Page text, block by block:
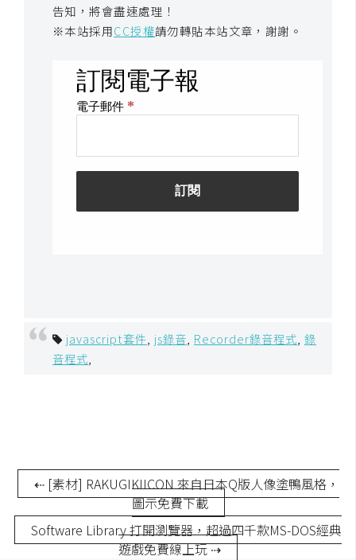
告知，將會盡速處理！
※本站採用CC授權請勿轉貼本站文章，謝謝。
javascript套件 js錄音 Recorder錄音程式 錄
音程式
⇠ [素材] RAKUGIKIICON 來自日本Q版人像塗鴨風格，
圖示免費下載
Software Library 打開瀏覽器，超過四千款MS-DOS經典
遊戲免費線上玩 ⇢